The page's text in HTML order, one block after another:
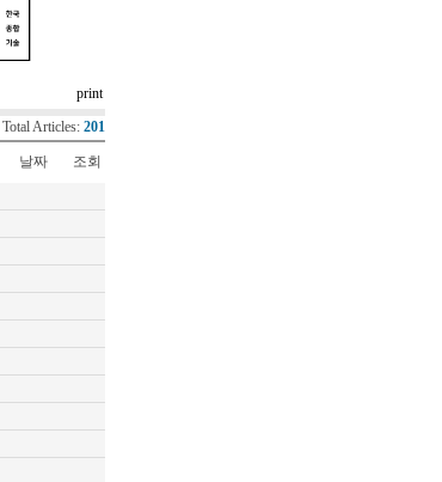
print
Total Articles: 201
날짜 조회